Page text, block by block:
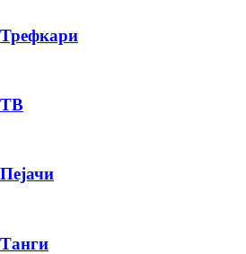
Трефкари
ТВ
Пејачи
Танги